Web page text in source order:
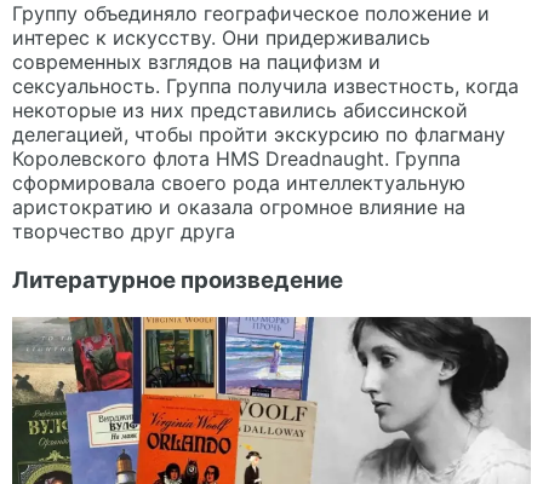
Группу объединяло географическое положение и
интерес к искусству. Они придерживались
современных взглядов на пацифизм и
сексуальность. Группа получила известность, когда
некоторые из них представились абиссинской
делегацией, чтобы пройти экскурсию по флагману
Королевского флота HMS Dreadnaught. Группа
сформировала своего рода интеллектуальную
аристократию и оказала огромное влияние на
творчество друг друга
Литературное произведение